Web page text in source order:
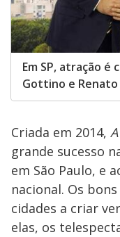
Em SP, atração é
Gottino e Renato
Criada em 2014,
grande sucesso
em São Paulo, e
nacional. Os
cidades a criar
elas, os